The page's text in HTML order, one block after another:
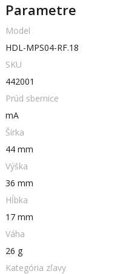
Parametre
Model
HDL-MPS04-RF.18
SKU
442001
Prúd sbernice
mA
Šírka
44 mm
Výška
36 mm
Hĺbka
17 mm
Váha
26 g
Kategória zľavy